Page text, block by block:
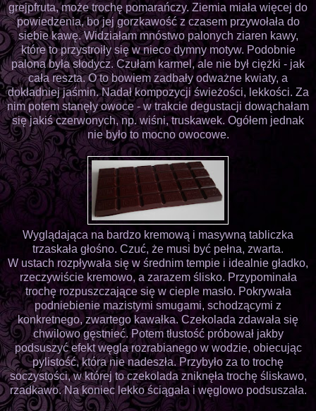
grejpfruta, może trochę pomarańczy. Ziemia miała więcej do
powiedzenia, bo jej gorzkawość z czasem przywołała do
siebie kawę. Widziałam mnóstwo palonych ziaren kawy,
które to przystroiły się w nieco dymny motyw. Podobnie
palona była słodycz. Czułam karmel, ale nie był ciężki - jak
cała reszta. O to bowiem zadbały odważne kwiaty, a
dokładniej jaśmin. Nadał kompozycji świeżości, lekkości. Za
nim potem stanęły owoce - w trakcie degustacji dowąchałam
się jakiś czerwonych, np. wiśni, truskawek. Ogółem jednak
nie było to mocno owocowe.
Wyglądająca na bardzo kremową i masywną tabliczka
trzaskała głośno. Czuć, że musi być pełna, zwarta.
W ustach rozpływała się w średnim tempie i idealnie gładko,
rzeczywiście kremowo, a zarazem ślisko. Przypominała
trochę rozpuszczające się w cieple masło. Pokrywała
podniebienie mazistymi smugami, schodzącymi z
konkretnego, zwartego kawałka. Czekolada zdawała się
chwilowo gęstnieć. Potem tłustość próbował jakby
podsuszyć efekt węgla rozrabianego w wodzie, obiecując
pylistość, która nie nadeszła. Przybyło za to trochę
soczystości, w której to czekolada zniknęła trochę śliskawo,
rzadkawo. Na koniec lekko ściągała i węglowo podsuszała.